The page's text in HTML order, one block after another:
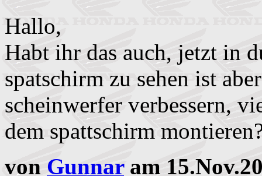
Hallo,
Habt ihr das auch, jetzt in
spatschirm zu sehen ist
scheinwerfer verbessern,
dem spattschirm
von Gunnaram